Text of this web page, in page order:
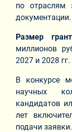
по отраслям
документации.
Размер
миллионов
2027 и 2028
В конкурсе
научных
кандидатов
лет
подачи заявки.